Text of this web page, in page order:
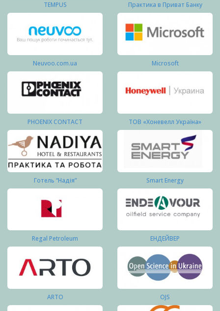
TEMPUS Практика в Приват Банку
Neuvoo.com.ua Microsoft
PHOENIX CONTACT ТОВ «Хоневелл Україна»
Готель “Надія” Smart Energy
Regal Petroleum ЕНДЕЙВЕР
ARTO OJS